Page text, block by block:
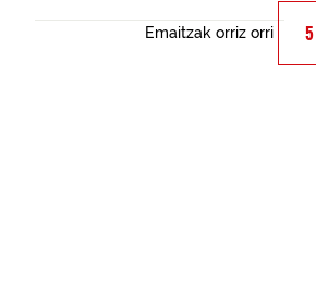
Emaitzak orriz orri